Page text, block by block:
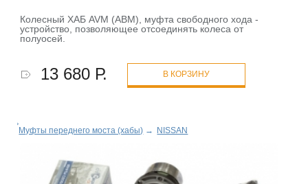
Колесный ХАБ AVM (АВМ), муфта свободного хода -
устройство, позволяющее отсоединять колеса от
полуосей.
13 680 Р. В КОРЗИНУ
Муфты переднего моста (хабы) → NISSAN